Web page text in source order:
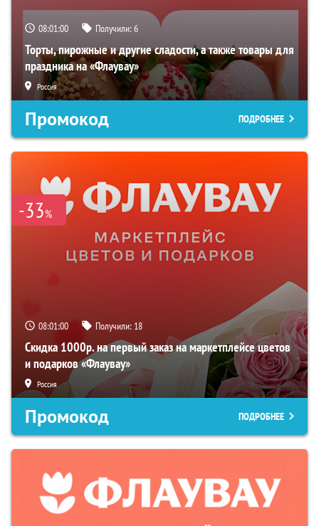
08:00:59 Получили:6
Торты, пирожные и другие сладости, а также товары для
праздника на «Флаувау»
Россия
Промокод ПОДРОБНЕЕ
-33%
08:00:59 Получили: 18
Скидка 1000р. на первый заказ на маркетплейсе цветов
и подарков «Флаувау»
Россия
Промокод ПОДРОБНЕЕ